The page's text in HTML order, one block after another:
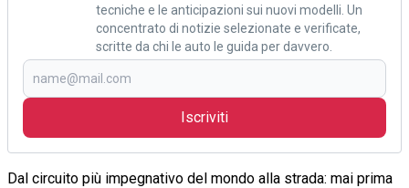
tecniche e le anticipazioni sui nuovi modelli. Un
concentrato di notizie selezionate e verificate,
scritte da chi le auto le guida per davvero.
Iscriviti
Dal circuito più impegnativo del mondo alla strada: mai prima